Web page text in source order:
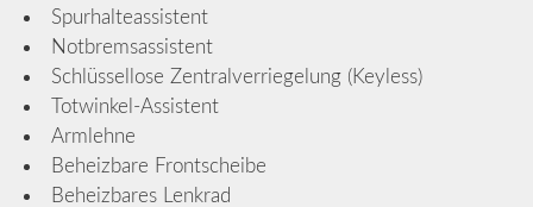
Spurhalteassistent
Notbremsassistent
Schlüssellose Zentralverriegelung (Keyless)
Totwinkel-Assistent
Armlehne
Beheizbare Frontscheibe
Beheizbares Lenkrad